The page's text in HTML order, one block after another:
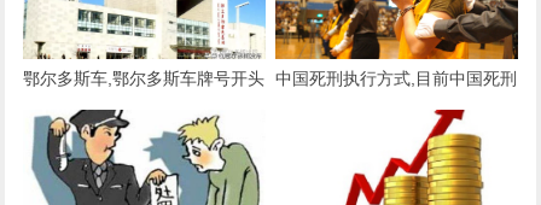
鄂尔多斯车,鄂尔多斯车牌号开头
是什么
中国死刑执行方式,目前中国死刑